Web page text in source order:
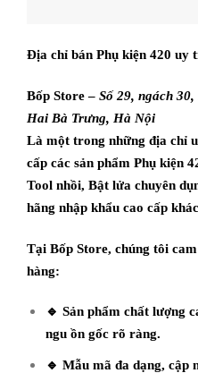
Địa chỉ bán Phụ kiện 420 uy
Bốp Store – Số 29, ngách
Hai Bà Trưng, Hà Nội
Là một trong những địa chỉ
cấp các sản phẩm Phụ kiện
Tool nhồi, Bật lửa chuyên
hãng nhập khẩu cao cấp
Tại Bốp Store, chúng tôi
hàng:
🔹 Sản phẩm chất lượng
ngu ồn gốc rõ ràng.
🔹 Mẫu mã đa dạng, cập